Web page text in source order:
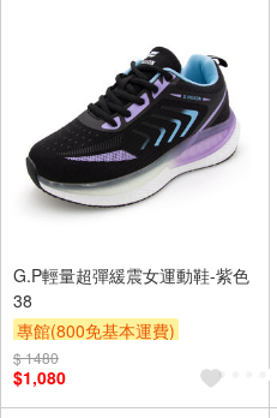
G.P輕量超彈緩震女運動鞋-紫色
38
專館(800免基本運費)
滿額9折
$ 1480
$1,080